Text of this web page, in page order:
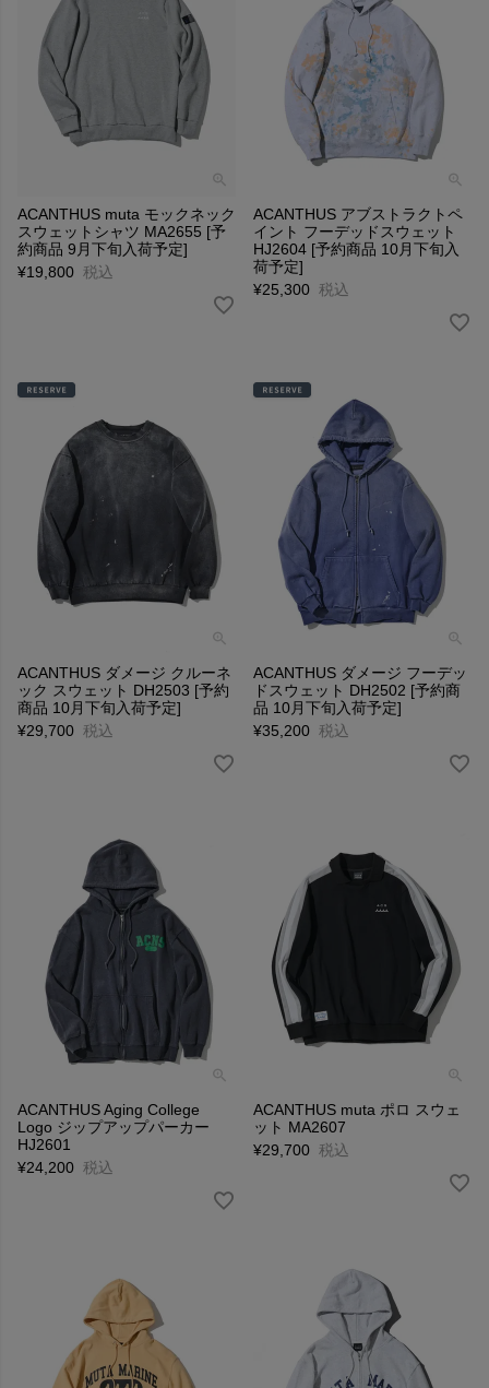
ACANTHUS muta モックネック
スウェットシャツ MA2655 [予
約商品 9月下旬入荷予定]
¥19,800 税込
ACANTHUS アブストラクトペ
イント フーデッドスウェット
HJ2604 [予約商品 10月下旬入
荷予定]
¥25,300 税込
ACANTHUS ダメージ クルーネ
ック スウェット DH2503 [予約
商品 10月下旬入荷予定]
¥29,700 税込
ACANTHUS ダメージ フーデッ
ドスウェット DH2502 [予約商
品 10月下旬入荷予定]
¥35,200 税込
ACANTHUS Aging College
Logo ジップアップパーカー
HJ2601
¥24,200 税込
ACANTHUS muta ポロ スウェ
ット MA2607
¥29,700 税込